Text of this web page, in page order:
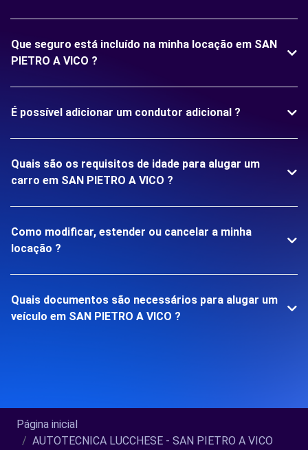
Que seguro está incluído na minha locação em SAN
PIETRO A VICO ?
É possível adicionar um condutor adicional ?
Quais são os requisitos de idade para alugar um
carro em SAN PIETRO A VICO ?
Como modificar, estender ou cancelar a minha
locação ?
Quais documentos são necessários para alugar um
veículo em SAN PIETRO A VICO ?
Página inicial
AUTOTECNICA LUCCHESE - SAN PIETRO A VICO